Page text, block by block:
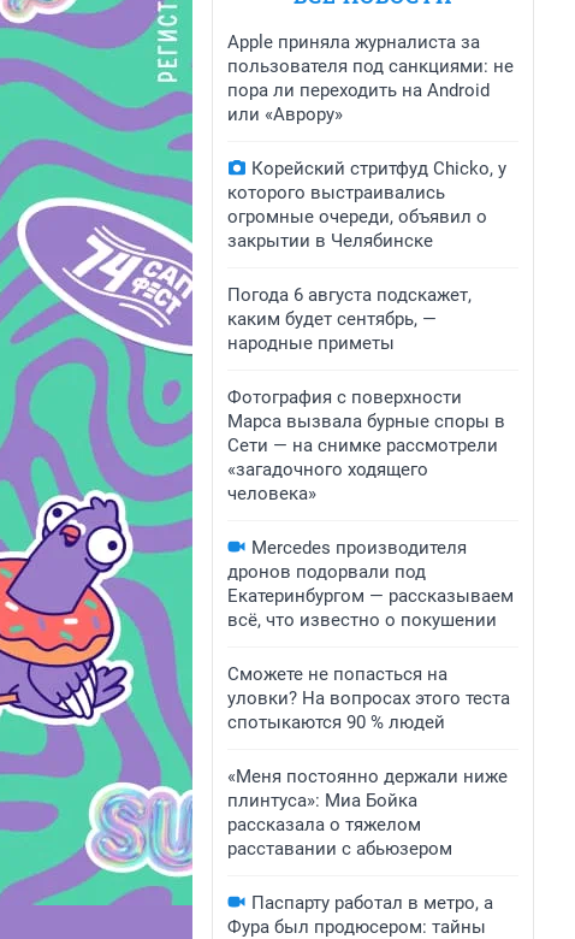
Apple приняла журналиста за
пользователя под санкциями: не
пора ли переходить на Android
или «Аврору»
Корейский стритфуд Chicko, у
которого выстраивались
огромные очереди, объявил о
закрытии в Челябинске
Погода 6 августа подскажет,
каким будет сентябрь, —
народные приметы
Фотография с поверхности
Марса вызвала бурные споры в
Сети — на снимке рассмотрели
«загадочного ходящего
человека»
Mercedes производителя
дронов подорвали под
Екатеринбургом — рассказываем
всё, что известно о покушении
Сможете не попасться на
уловки? На вопросах этого теста
спотыкаются 90 % людей
«Меня постоянно держали ниже
плинтуса»: Миа Бойка
рассказала о тяжелом
расставании с абьюзером
Паспарту работал в метро, а
Фура был продюсером: тайны